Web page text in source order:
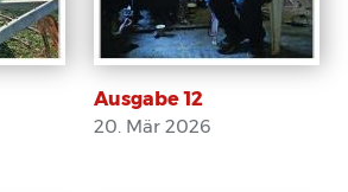
Ausgabe 12
20. Mär 2026